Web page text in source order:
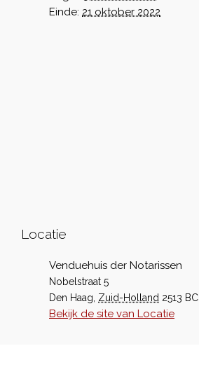
Einde: 21 oktober 2022
Locatie
Venduehuis der Notarissen
Nobelstraat 5
Den Haag Zuid-Holland 2513 BC
Bekijk de site van Locatie